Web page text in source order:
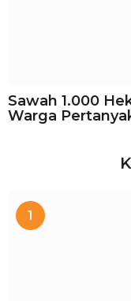
Sawah 1.000
Warga
1